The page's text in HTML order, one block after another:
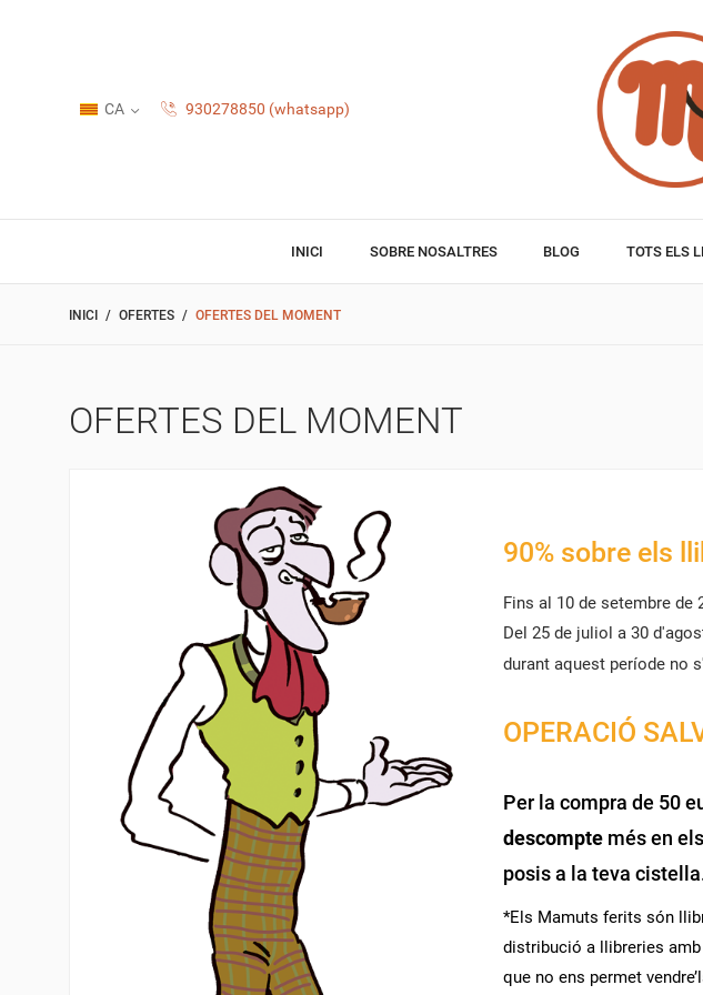
CA 930278850 (whatsapp)
INICI SOBRE NOSALTRES BLOG TOTS ELS
INICI OFERTES OFERTES DEL MOMENT
OFERTES DEL MOMENT
90% sobre els
Fins al 10 de setembre de
Del 25 de juliol a 30
durant aquest període no
OPERACIÓ
Per la compra de 50
descompte mésen
posis a la teva
*Els Mamuts ferits són
distribució a llibreries amb
que no ens permet
CREAR UNA LLISTA